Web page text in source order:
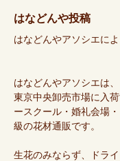
はなどんや投稿
はなどんやアソシエに
はなどんやアソシエは
東京中央卸売市場に入
ースクール・婚礼会場
級の花材通販です。
生花のみならず、ドラ